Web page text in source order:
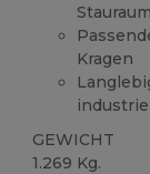
Stauraum
Kragen
GEWICHT
1.269 Kg.